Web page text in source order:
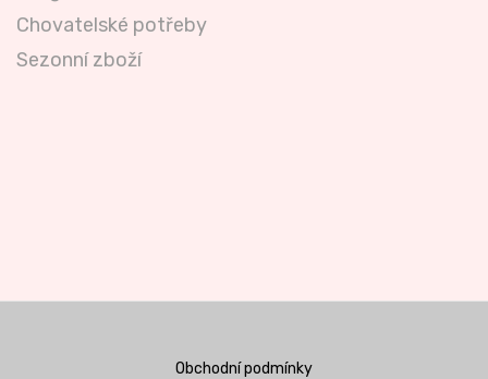
Chovatelské potřeby
Sezonní zboží
Obchodní podmínky